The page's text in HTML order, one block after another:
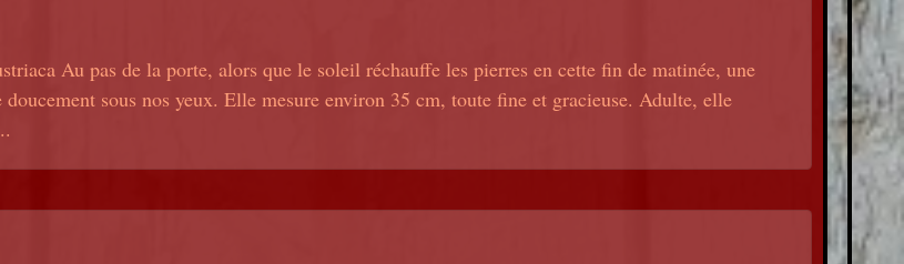
Au pas de la porte, alors que le soleil réchauffe les pierres en cette fin de matinée, une
doucement sous nos yeux. Elle mesure environ 35 cm, toute fine et gracieuse. Adulte, elle